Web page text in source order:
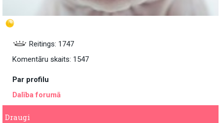
Reitings: 1747
Komentāru skaits: 1547
Par profilu
Dalība forumā
Draugi